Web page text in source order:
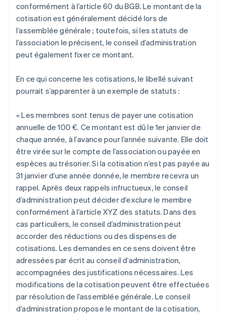
conformément à l’article 60 du BGB. Le montant de la
cotisation est généralement décidé lors de
l’assemblée générale ; toutefois, si les statuts de
l’association le précisent, le conseil d’administration
peut également fixer ce montant.
En ce qui concerne les cotisations, le libellé suivant
pourrait s’apparenter à un exemple de statuts :
« Les membres sont tenus de payer une cotisation
annuelle de 100 €. Ce montant est dû le 1er janvier de
chaque année, à l’avance pour l’année suivante. Elle doit
être virée sur le compte de l’association ou payée en
espèces au trésorier. Si la cotisation n’est pas payée au
31 janvier d’une année donnée, le membre recevra un
rappel. Après deux rappels infructueux, le conseil
d’administration peut décider d’exclure le membre
conformément à l’article XYZ des statuts. Dans des
cas particuliers, le conseil d’administration peut
accorder des réductions ou des dispenses de
cotisations. Les demandes en ce sens doivent être
adressées par écrit au conseil d’administration,
accompagnées des justifications nécessaires. Les
modifications de la cotisation peuvent être effectuées
par résolution de l’assemblée générale. Le conseil
d’administration propose le montant de la cotisation,